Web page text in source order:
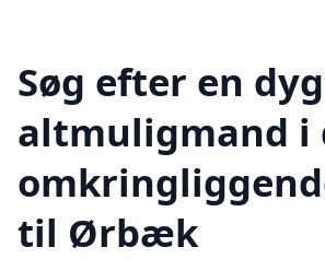
Søg efter en
altmuligmand i
til Ørbæk